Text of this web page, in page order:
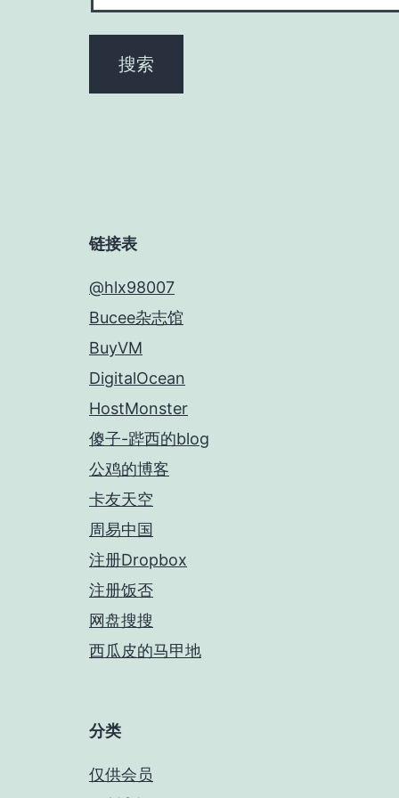
链接表
@hlx98007
Bucee杂志馆
BuyVM
DigitalOcean
HostMonster
傻子-跸西的blog
公鸡的博客
卡友天空
周易中国
注册Dropbox
注册饭否
网盘搜搜
西瓜皮的马甲地
分类
仅供会员